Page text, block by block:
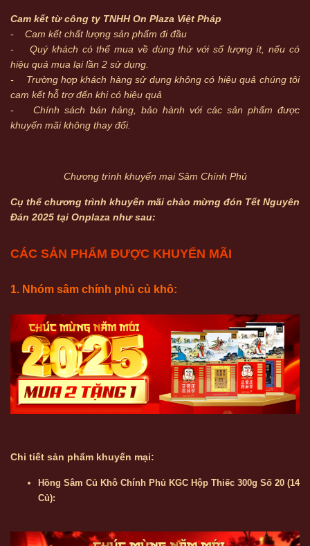
Cam kết từ công ty TNHH On Plaza Việt Pháp
- Cam kết chất lượng sản phẩm đi đầu
- Quý khách có thể mua về dùng thử với số lượng ít, nếu có
hiệu quả mua lại lần 2 sử dụng.
- Trường hợp khách hàng sử dụng không có hiệu quả chúng tôi
cam kết hỗ trợ đến khi có hiệu quả
- Chính sách bán hảng, bảo hành với các sản phẩm được
khuyến mãi không thay đổi.
Chương trình khuyến mại Sâm Chính Phủ
Cụ thể chương trình khuyến mãi chào mừng đón Tết Nguyên
Đán 2025 tại Onplaza như sau:
CÁC SẢN PHẨM ĐƯỢC KHUYẾN MÃI
1. Nhóm sâm chính phủ củ khô:
Chi tiết sản phẩm khuyến mại:
Hồng Sâm Củ Khô Chính Phủ KGC Hộp Thiếc 300g Số 20 (14
Củ):